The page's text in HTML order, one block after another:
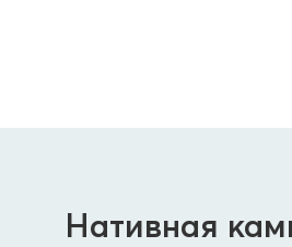
Нативная